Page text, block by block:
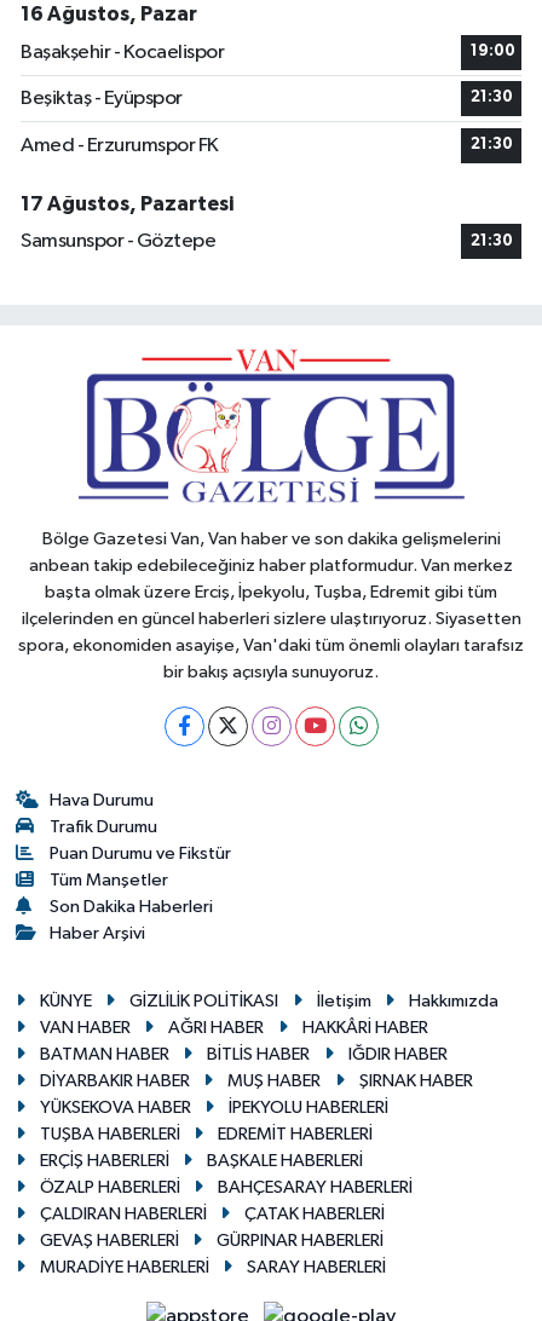
16 Ağustos, Pazar
Başakşehir - Kocaelispor
19:00
Beşiktaş - Eyüpspor 21:30
Amed - Erzurumspor FK 21:30
17 Ağustos, Pazartesi
Samsunspor - Göztepe
21:30
Bölge Gazetesi Van, Van haber ve son dakika gelişmelerini
anbean takip edebileceğiniz haber platformudur. Van merkez
başta olmak üzere Erciş, İpekyolu, Tuşba, Edremit gibi tüm
ilçelerinden en güncel haberleri sizlere ulaştırıyoruz. Siyasetten
spora, ekonomiden asayişe, Van'daki tüm önemli olayları tarafsız
bir bakış açısıyla sunuyoruz.
Hava Durumu
Trafik Durumu
Puan Durumu ve Fikstür
Tüm Manşetler
Son Dakika Haberleri
Haber Arşivi
KÜNYE GİZLİLİK POLİTİKASI İletişim
Hakkımızda
VAN HABER
AĞRI HABER
HAKKÂRİ HABER
BATMAN HABER
BİTLİS HABER
IĞDIR HABER
DİYARBAKIR HABER
MUŞ HABER
ŞIRNAK HABER
YÜKSEKOVA HABER
İPEKYOLU HABERLERİ
TUŞBA HABERLERİ
EDREMİT HABERLERİ
ERÇİŞ HABERLERİ
BAŞKALE HABERLERİ
ÖZALP HABERLERİ
BAHÇESARAY HABERLERİ
ÇALDIRAN HABERLERİ
ÇATAK HABERLERİ
GEVAŞ HABERLERİ
GÜRPINAR HABERLERİ
MURADİYE HABERLERİ
SARAY HABERLERİ